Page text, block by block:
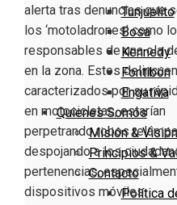
Tunjuelito
Bosa
Kennedy
Fontibón
Engativa
Quienes Somos
Misión & Visión
Principios &
Contacto
Política
alerta tras denuncias que
los ‘motoladrones’ como
responsables de una ola
en la zona. Estos
caracterizados por su
en motocicletas, estarían
perpetrando robos
despojando a los
pertenencias,
dispositivos móviles.